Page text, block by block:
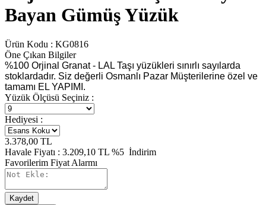
Bayan Gümüş Yüzük
Ürün Kodu : KG0816
Öne Çıkan Bilgiler
%100 Orjinal Granat - LAL Taşı yüzükleri sınırlı sayılarda
stoklardadır. Siz değerli Osmanlı Pazar Müşterilerine özel ve
tamamı EL YAPIMI.
Yüzük Ölçüsü Seçiniz :
Hediyesi :
3.378,00 TL
Havale Fiyatı : 3.209,10 TL %5 İndirim
Favorilerim Fiyat Alarmı
Kaydet